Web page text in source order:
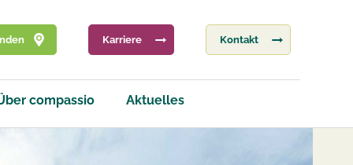
Karriere Kontakt
compassio Aktuelles